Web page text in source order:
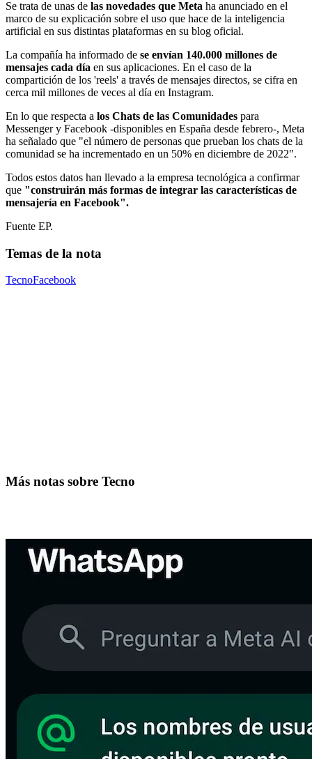
Se trata de unas de las novedades que Meta ha anunciado en el
marco de su explicación sobre el uso que hace de la inteligencia
artificial en sus distintas plataformas en su blog oficial.
La compañía ha informado de se envían 140.000 millones de
mensajes cada día en sus aplicaciones. En el caso de la
compartición de los 'reels' a través de mensajes directos, se cifra en
cerca mil millones de veces al día en Instagram.
En lo que respecta a los Chats de las Comunidades para
Messenger y Facebook -disponibles en España desde febrero-, Meta
ha señalado que "el número de personas que prueban los chats de la
comunidad se ha incrementado en un 50% en diciembre de 2022".
Todos estos datos han llevado a la empresa tecnológica a confirmar
que "construirán más formas de integrar las características de
mensajería en Facebook".
Fuente EP.
Temas de la nota
TecnoFacebook
Más notas sobre Tecno